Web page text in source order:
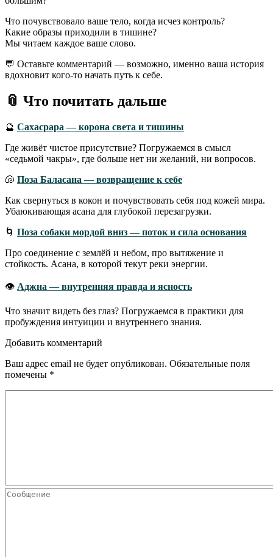
Что почувствовало ваше тело, когда исчез контроль?
Какие образы приходили в тишине?
Мы читаем каждое ваше слово.
💬 Оставьте комментарий — возможно, именно ваша история
вдохновит кого-то начать путь к себе.
📎 Что почитать дальше
🔮 Сахасрара — корона света и тишины
Где живёт чистое присутствие? Погружаемся в смысл
«седьмой чакры», где больше нет ни желаний, ни вопросов.
🐚 Поза Баласана — возвращение к себе
Как свернуться в кокон и почувствовать себя под кожей мира.
Убаюкивающая асана для глубокой перезагрузки.
🌀 Поза собаки мордой вниз — поток и сила основания
Про соединение с землёй и небом, про вытяжение и
стойкость. Асана, в которой текут реки энергии.
👁 Аджна — внутренняя правда и ясность
Что значит видеть без глаз? Погружаемся в практики для
пробуждения интуиции и внутреннего знания.
Добавить комментарий
Ваш адрес email не будет опубликован. Обязательные поля
помечены *